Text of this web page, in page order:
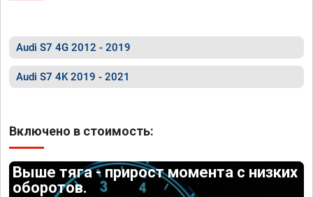
Audi S7 4G 2012 - 2019
Audi S7 4K 2019 - 2021
Включено в стоимость:
Выше тяга - прирост момента с низких
оборотов.